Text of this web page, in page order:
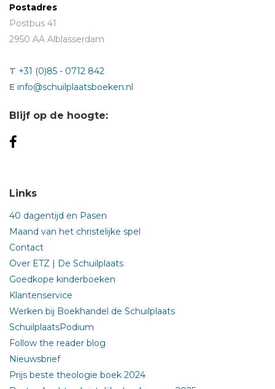
Postadres
Postbus 41
2950 AA Alblasserdam
T +31 (0)85 - 0712 842
E info@schuilplaatsboeken.nl
Blijf op de hoogte:
Links
40 dagentijd en Pasen
Maand van het christelijke spel
Contact
Over ETZ | De Schuilplaats
Goedkope kinderboeken
Klantenservice
Werken bij Boekhandel de Schuilplaats
SchuilplaatsPodium
Follow the reader blog
Nieuwsbrief
Prijs beste theologie boek 2024